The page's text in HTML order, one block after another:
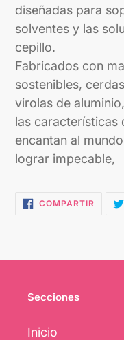
diseñadas para
solventes y las
cepillo.
Fabricados con
sostenibles,
virolas de
las características
encantan al
lograr impecable,
COMPARTIR
EN
Secciones
Inicio